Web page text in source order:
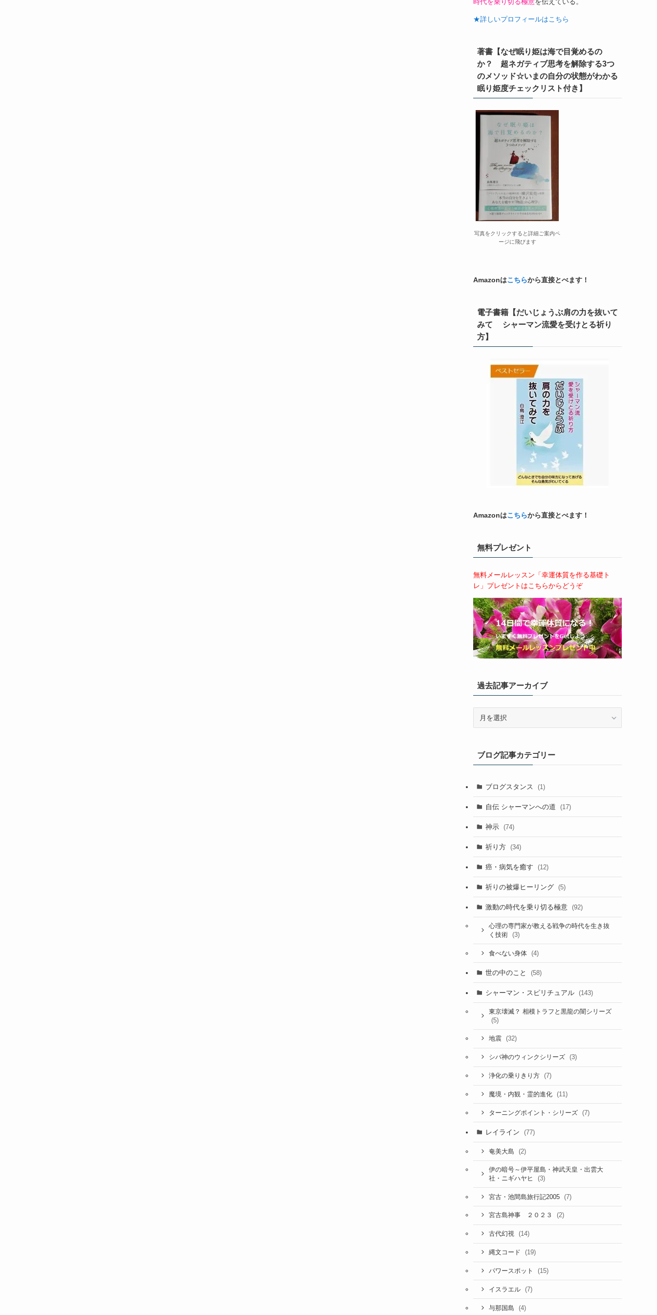
★詳しいプロフィールはこちら
著書【なぜ眠り姫は海で目覚めるの
か？ 超ネガティブ思考を解除する3つ
のメソッド☆いまの自分の状態がわかる
眠り姫度チェックリスト付き】
写真をクリックすると詳細ご案内ペ
ージに飛びます
Amazonはこちらから直接とべます！
電子書籍【だいじょうぶ肩の力を抜いて
みて シャーマン流愛を受けとる祈り
方】
Amazonはこちらから直接とべます！
無料プレゼント
無料メールレッスン「幸運体質を作る基礎ト
レ」プレゼントはこちらからどうぞ
過去記事アーカイブ
ア
ー
イ
ブ
ブログ記事カテゴリー
ブログスタンス (1)
自伝 シャーマンへの道 (17)
神示 (74)
祈り方 (34)
癌・病気を癒す (12)
祈りの被爆ヒーリング (5)
激動の時代を乗り切る極意 (92)
心理の専門家が教える戦争の時代を生き抜
く技術
(3)
食べない身体 (4)
世の中のこと (58)
シャーマン・スピリチュアル (143)
東京壊滅？ 相模トラフと黒龍の闇シリーズ
(5)
地震 (32)
シバ神のウィンクシリーズ (3)
浄化の乗りきり方 (7)
魔境・内観・霊的進化 (11)
ターニングポイント・シリーズ (7)
レイライン (77)
奄美大島 (2)
伊の暗号～伊平屋島・神武天皇・出雲大
社・ニギハヤヒ
(3)
宮古・池間島旅行記2005 (7)
宮古島神事 ２０２３ (2)
古代幻視 (14)
縄文コード (19)
パワースポット (15)
イスラエル (7)
与那国島 (4)